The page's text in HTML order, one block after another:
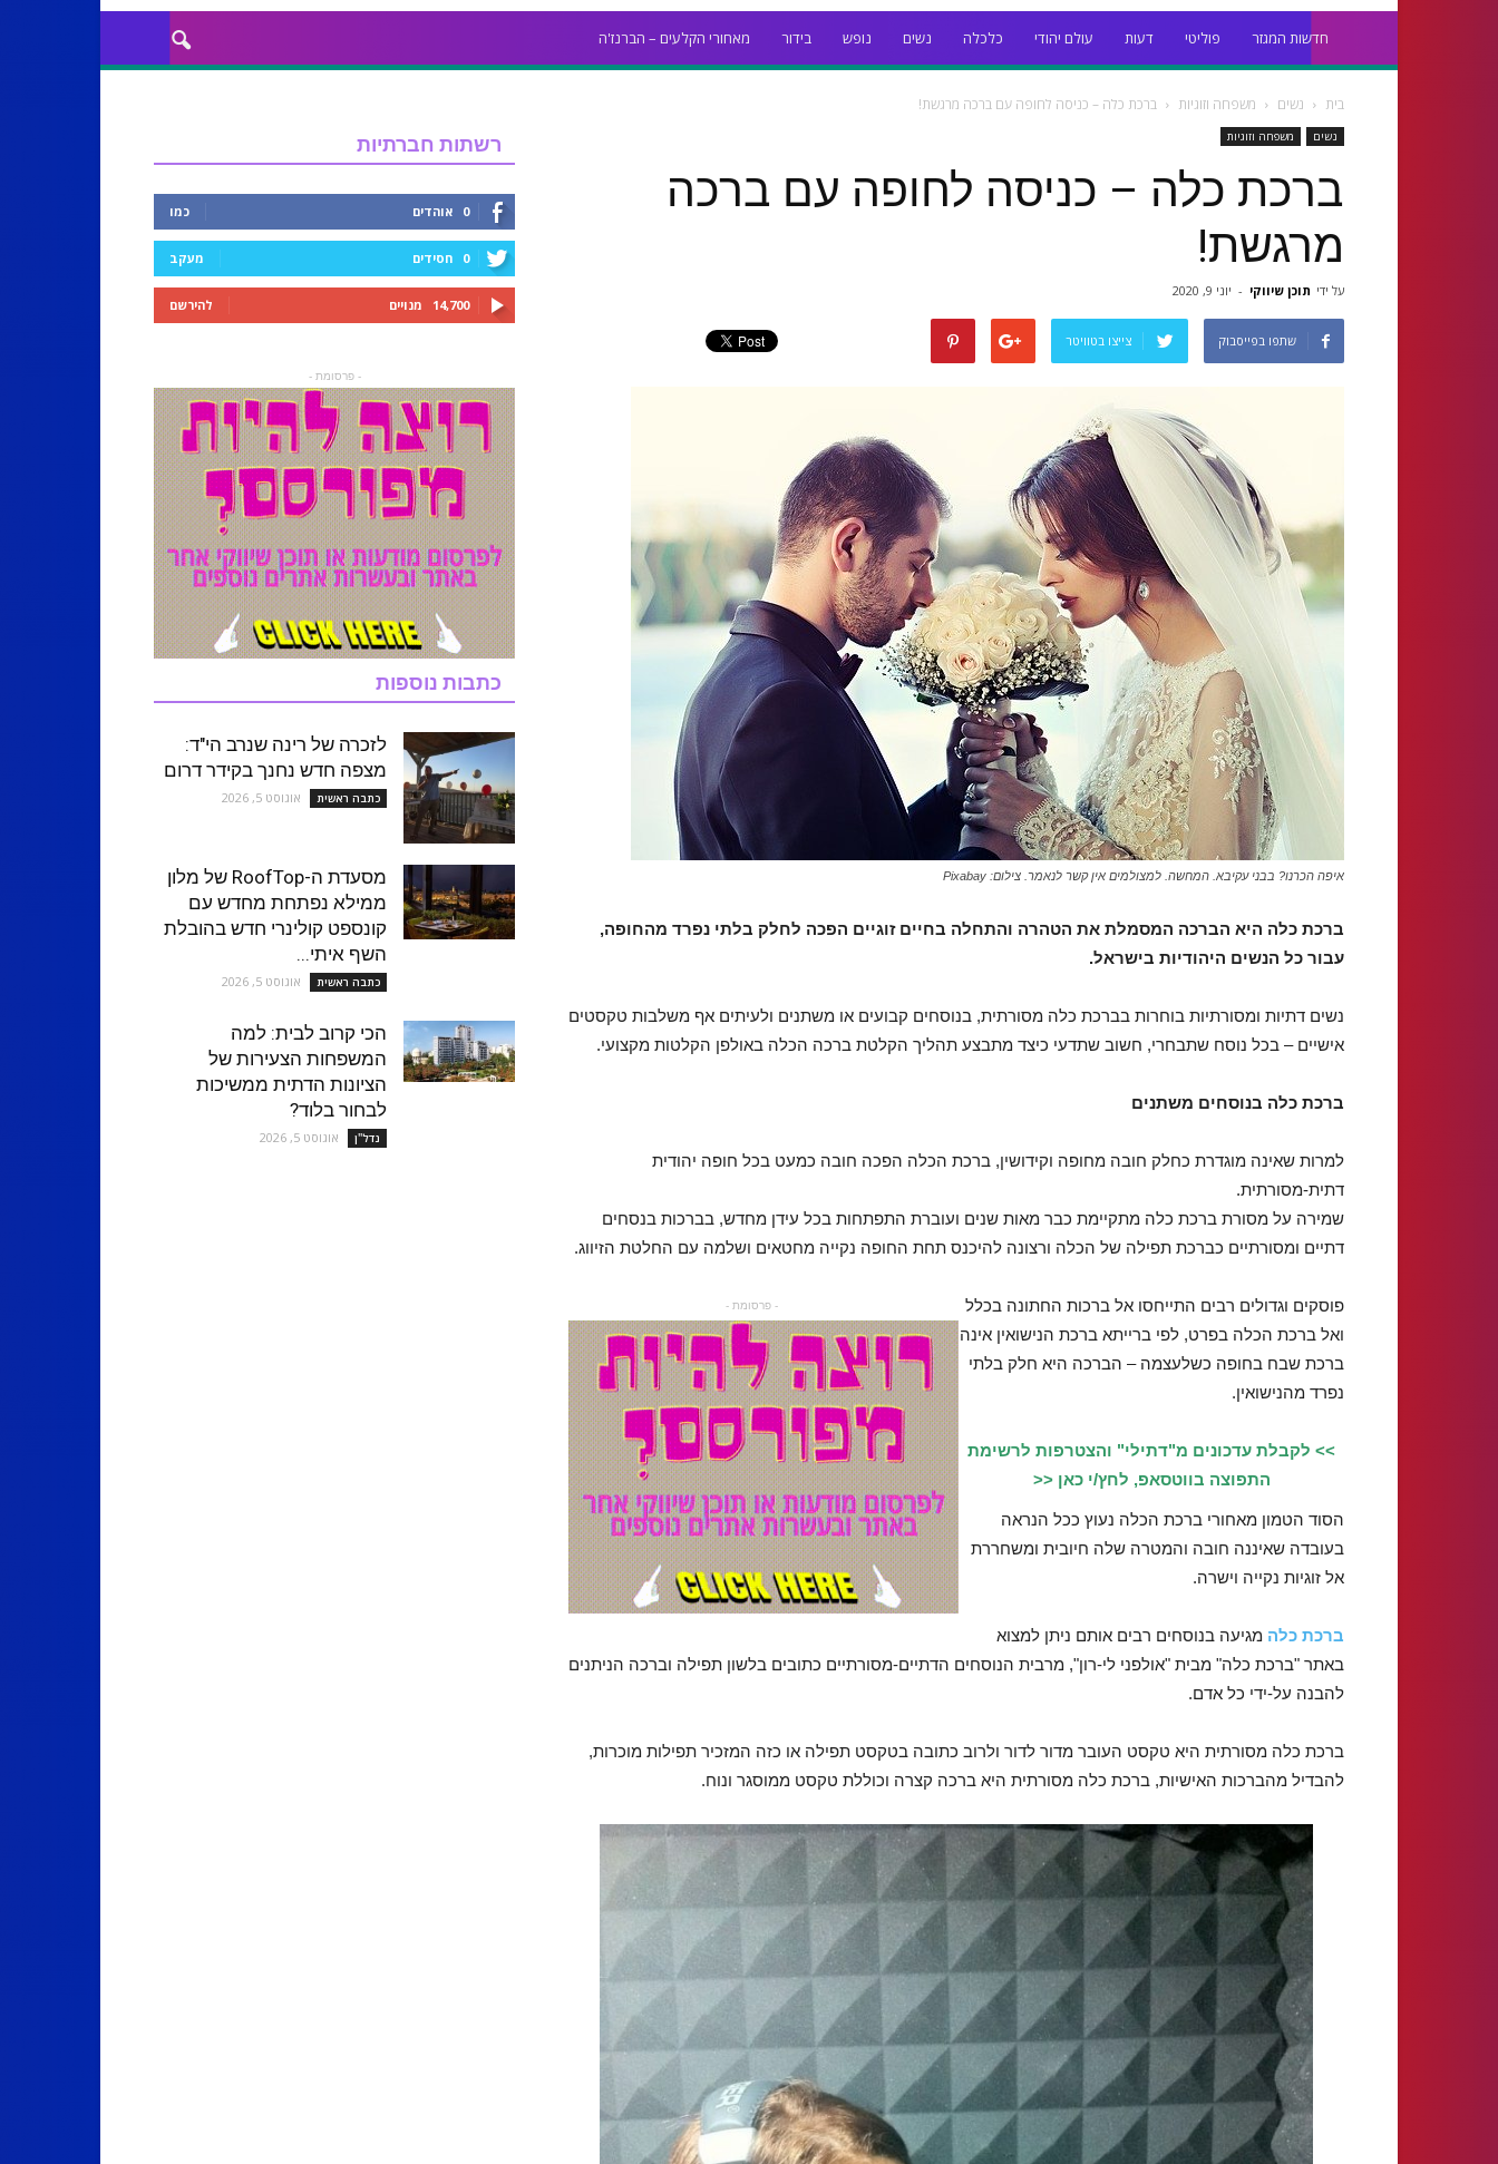
חדשות המגזר פוליטי דעות עולם יהודי כלכלה נשים נופש בידור מאחורי הקלעים – הברנז'ה
בית נשים משפחה וזוגיות ברכת כלה – כניסה לחופה עם ברכה מרגשת!
נשים משפחה וזוגיות
ברכת כלה – כניסה לחופה עם ברכה
מרגשת!
על ידי תוכן שיווקי - יוני 9, 2020
שתפו בפייסבוק צייצו בטוויטר
איפה הכרנו? בבני עקיבא. המחשה. למצולמים אין קשר לנאמר. צילום: Pixabay
ברכת כלה היא הברכה המסמלת את הטהרה והתחלה בחיים זוגיים הפכה לחלק בלתי נפרד מהחופה,
עבור כל הנשים היהודיות בישראל.
נשים דתיות ומסורתיות בוחרות בברכת כלה מסורתית, בנוסחים קבועים או משתנים ולעיתים אף משלבות טקסטים
אישיים – בכל נוסח שתבחרי, חשוב שתדעי כיצד מתבצע תהליך הקלטת ברכה הכלה באולפן הקלטות מקצועי.
ברכת כלה בנוסחים משתנים
למרות שאינה מוגדרת כחלק חובה מחופה וקידושין, ברכת הכלה הפכה חובה כמעט בכל חופה יהודית
דתית-מסורתית.
שמירה על מסורת ברכת כלה מתקיימת כבר מאות שנים ועוברת התפתחות בכל עידן מחדש, בברכות בנסחים
דתיים ומסורתיים כברכת תפילה של הכלה ורצונה להיכנס תחת החופה נקייה מחטאים ושלמה עם החלטת הזיווג.
- פרסומת -
פוסקים וגדולים רבים התייחסו אל ברכות החתונה בכלל
ואל ברכת הכלה בפרט, לפי ברייתא ברכת הנישואין אינה
ברכת שבח בחופה כשלעצמה – הברכה היא חלק בלתי
נפרד מהנישואין.
>> לקבלת עדכונים מ"דתילי" והצטרפות לרשימת
התפוצה בווטסאפ, לחץ/י כאן <<
הסוד הטמון מאחורי ברכת הכלה נעוץ ככל הנראה
בעובדה שאיננה חובה והמטרה שלה חיובית ומשחררת
אל זוגיות נקייה וישרה.
ברכת כלה מגיעה בנוסחים רבים אותם ניתן למצוא
באתר "ברכת כלה" מבית "אולפני לי-רון", מרבית הנוסחים הדתיים-מסורתיים כתובים בלשון תפילה וברכה הניתנים
להבנה על-ידי כל אדם.
ברכת כלה מסורתית היא טקסט העובר מדור לדור ולרוב כתובה בטקסט תפילה או כזה המזכיר תפילות מוכרות,
להבדיל מהברכות האישיות, ברכת כלה מסורתית היא ברכה קצרה וכוללת טקסט ממוסגר ונוח.
רשתות חברתיות
0 אוהדים כמו
0 חסידים מעקב
14,700 מנויים להירשם
- פרסומת -
כתבות נוספות
לזכרה של רינה שנרב הי"ד:
מצפה חדש נחנך בקידר דרום
כתבה ראשית אוגוסט 5, 2026
מסעדת ה-RoofTop של מלון
ממילא נפתחת מחדש עם
קונספט קולינרי חדש בהובלת
השף איתי...
כתבה ראשית אוגוסט 5, 2026
הכי קרוב לבית: למה
המשפחות הצעירות של
הציונות הדתית ממשיכות
לבחור בלוד?
נדל''ן אוגוסט 5, 2026